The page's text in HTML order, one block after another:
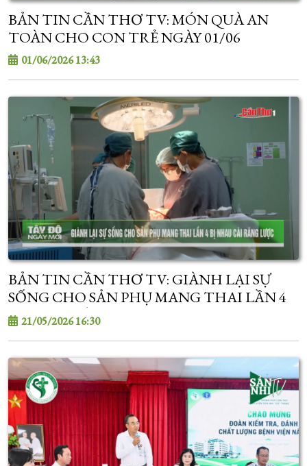
BẢN TIN CẦN THƠ TV: MÓN QUÀ AN
TOÀN CHO CON TRẺ NGÀY 01/06
01/06/2026 13:43
BẢN TIN CẦN THƠ TV: GIÀNH LẠI SỰ
SỐNG CHO SẢN PHỤ MANG THAI LẦN 4
BỊ NHAU CÀI RĂNG LƯỢC
21/05/2026 16:30